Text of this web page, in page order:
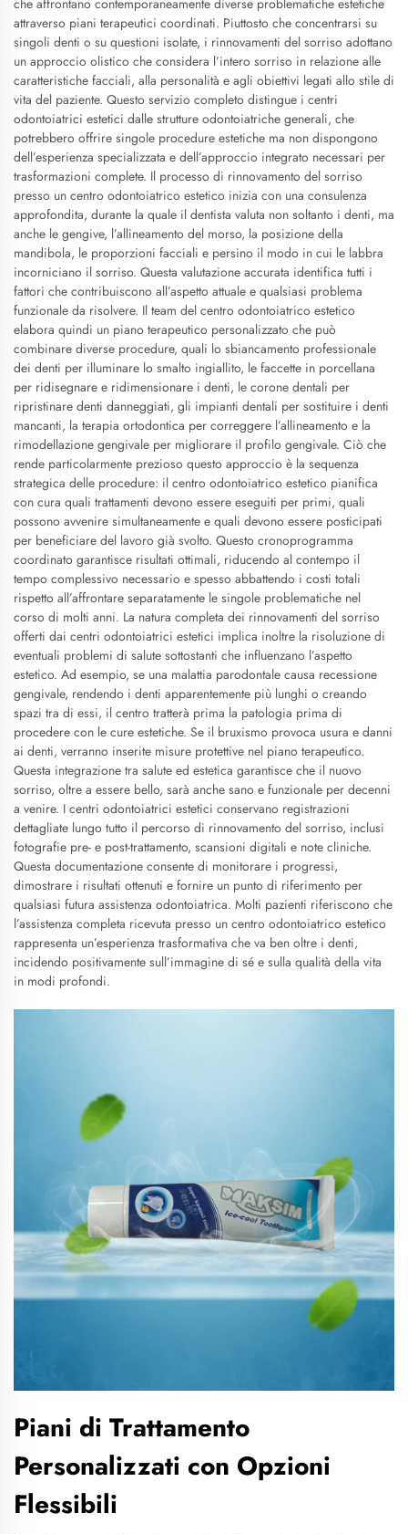
che affrontano contemporaneamente diverse problematiche estetiche
attraverso piani terapeutici coordinati. Piuttosto che concentrarsi su
singoli denti o su questioni isolate, i rinnovamenti del sorriso adottano
un approccio olistico che considera l’intero sorriso in relazione alle
caratteristiche facciali, alla personalità e agli obiettivi legati allo stile di
vita del paziente. Questo servizio completo distingue i centri
odontoiatrici estetici dalle strutture odontoiatriche generali, che
potrebbero offrire singole procedure estetiche ma non dispongono
dell’esperienza specializzata e dell’approccio integrato necessari per
trasformazioni complete. Il processo di rinnovamento del sorriso
presso un centro odontoiatrico estetico inizia con una consulenza
approfondita, durante la quale il dentista valuta non soltanto i denti, ma
anche le gengive, l’allineamento del morso, la posizione della
mandibola, le proporzioni facciali e persino il modo in cui le labbra
incorniciano il sorriso. Questa valutazione accurata identifica tutti i
fattori che contribuiscono all’aspetto attuale e qualsiasi problema
funzionale da risolvere. Il team del centro odontoiatrico estetico
elabora quindi un piano terapeutico personalizzato che può
combinare diverse procedure, quali lo sbiancamento professionale
dei denti per illuminare lo smalto ingiallito, le faccette in porcellana
per ridisegnare e ridimensionare i denti, le corone dentali per
ripristinare denti danneggiati, gli impianti dentali per sostituire i denti
mancanti, la terapia ortodontica per correggere l’allineamento e la
rimodellazione gengivale per migliorare il profilo gengivale. Ciò che
rende particolarmente prezioso questo approccio è la sequenza
strategica delle procedure: il centro odontoiatrico estetico pianifica
con cura quali trattamenti devono essere eseguiti per primi, quali
possono avvenire simultaneamente e quali devono essere posticipati
per beneficiare del lavoro già svolto. Questo cronoprogramma
coordinato garantisce risultati ottimali, riducendo al contempo il
tempo complessivo necessario e spesso abbattendo i costi totali
rispetto all’affrontare separatamente le singole problematiche nel
corso di molti anni. La natura completa dei rinnovamenti del sorriso
offerti dai centri odontoiatrici estetici implica inoltre la risoluzione di
eventuali problemi di salute sottostanti che influenzano l’aspetto
estetico. Ad esempio, se una malattia parodontale causa recessione
gengivale, rendendo i denti apparentemente più lunghi o creando
spazi tra di essi, il centro tratterà prima la patologia prima di
procedere con le cure estetiche. Se il bruxismo provoca usura e danni
ai denti, verranno inserite misure protettive nel piano terapeutico.
Questa integrazione tra salute ed estetica garantisce che il nuovo
sorriso, oltre a essere bello, sarà anche sano e funzionale per decenni
a venire. I centri odontoiatrici estetici conservano registrazioni
dettagliate lungo tutto il percorso di rinnovamento del sorriso, inclusi
fotografie pre- e post-trattamento, scansioni digitali e note cliniche.
Questa documentazione consente di monitorare i progressi,
dimostrare i risultati ottenuti e fornire un punto di riferimento per
qualsiasi futura assistenza odontoiatrica. Molti pazienti riferiscono che
l’assistenza completa ricevuta presso un centro odontoiatrico estetico
rappresenta un’esperienza trasformativa che va ben oltre i denti,
incidendo positivamente sull’immagine di sé e sulla qualità della vita
in modi profondi.
Piani di Trattamento
Personalizzati con Opzioni
Flessibili